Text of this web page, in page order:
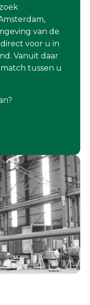
van de
voor u in
Vanuit daar
tussen u